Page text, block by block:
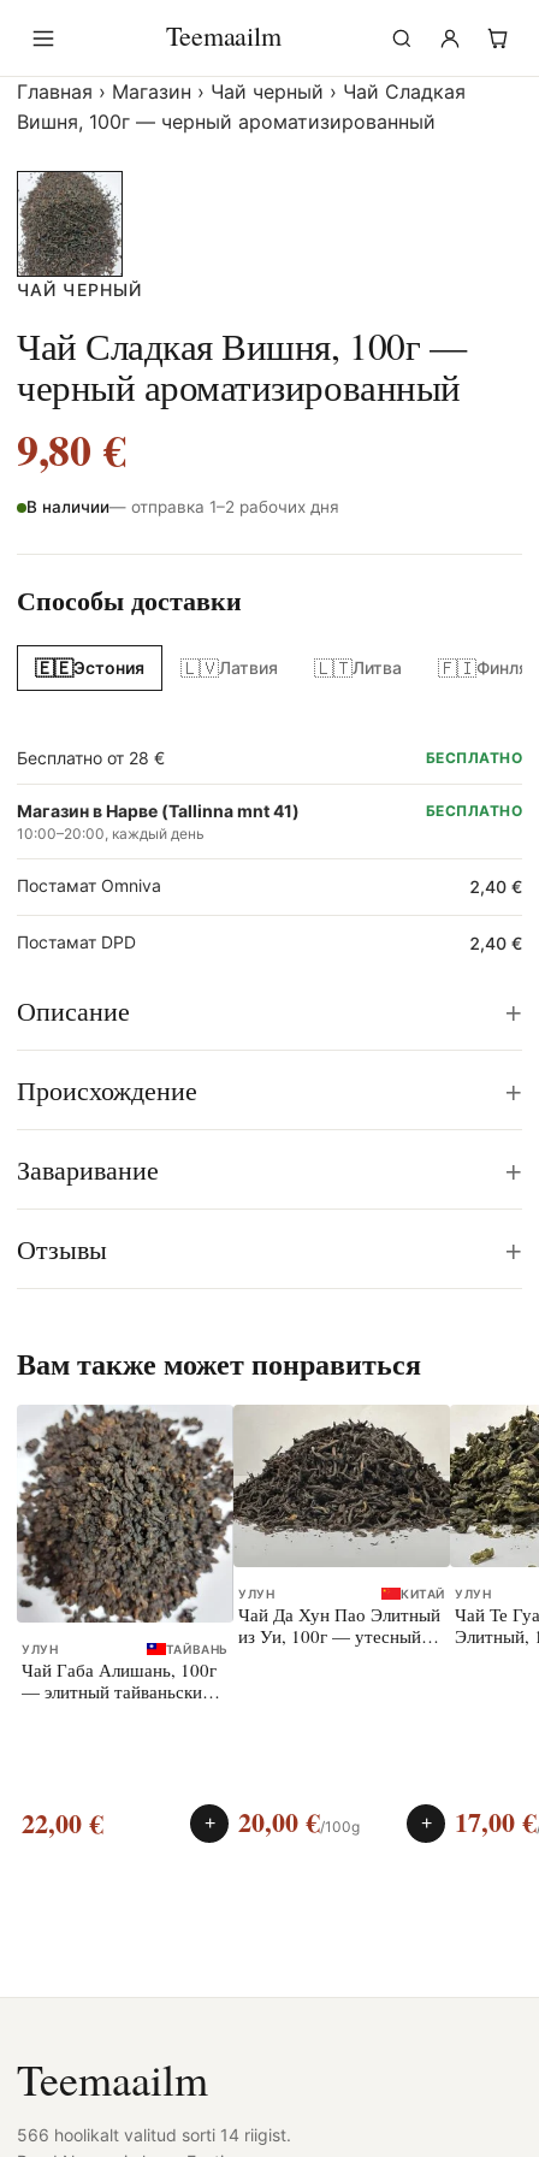
содержимому
Teemaailm
Главная › Магазин › Чай черный › Чай Сладкая
Вишня, 100г — черный ароматизированный
Описание +
Происхождение +
Заваривание +
Отзывы +
ЧАЙ ЧЕРНЫЙ
Чай Сладкая Вишня, 100г —
черный ароматизированный
9,80€
В наличии— отправка 1–2 рабочих дня
Способы доставки
🇪🇪Эстония 🇱🇻Латвия 🇱🇹Литва 🇫🇮
Бесплатно от 28 € БЕСПЛАТНО
Магазин в Нарве (Tallinna mnt 41)
10:00–20:00, каждый день
БЕСПЛАТНО
Постамат Omniva 2,40 €
Постамат DPD 2,40 €
Вам также может понравиться
УЛУН ТАЙВАНЬ
Чай Габа Алишань, 100г
— элитный тайваньский
22,00€ +
УЛУН КИТАЙ
Чай Да Хун Пао Элитный
из Уи, 100г — утесный
20,00€/100g +
УЛУН
Чай Те
Элитный,
17,00€
Teemaailm
566 hoolikalt valitud sorti 14 riigist.